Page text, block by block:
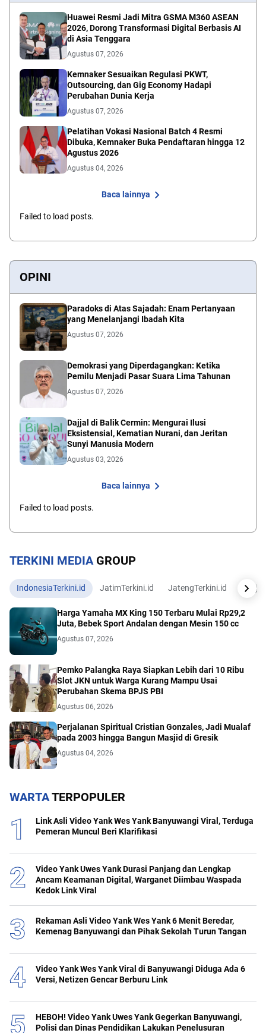
Huawei Resmi Jadi Mitra GSMA M360 ASEAN
2026, Dorong Transformasi Digital Berbasis AI
di Asia Tenggara
Agustus 07, 2026
Kemnaker Sesuaikan Regulasi PKWT,
Outsourcing, dan Gig Economy Hadapi
Perubahan Dunia Kerja
Agustus 07, 2026
Pelatihan Vokasi Nasional Batch 4 Resmi
Dibuka, Kemnaker Buka Pendaftaran hingga 12
Agustus 2026
Agustus 04, 2026
Baca lainnya
Failed to load posts.
OPINI
Paradoks di Atas Sajadah: Enam Pertanyaan
yang Menelanjangi Ibadah Kita
Agustus 07, 2026
Demokrasi yang Diperdagangkan: Ketika
Pemilu Menjadi Pasar Suara Lima Tahunan
Agustus 07, 2026
Dajjal di Balik Cermin: Mengurai Ilusi
Eksistensial, Kematian Nurani, dan Jeritan
Sunyi Manusia Modern
Agustus 03, 2026
Baca lainnya
Failed to load posts.
TERKINI MEDIAGROUP
IndonesiaTerkini.id JatimTerkini.id JatengTerkini.id
Harga Yamaha MX King 150 Terbaru Mulai Rp29,2
Juta, Bebek Sport Andalan dengan Mesin 150 cc
Agustus 07, 2026
Pemko Palangka Raya Siapkan Lebih dari 10 Ribu
Slot JKN untuk Warga Kurang Mampu Usai
Perubahan Skema BPJS PBI
Agustus 06, 2026
Perjalanan Spiritual Cristian Gonzales, Jadi Mualaf
pada 2003 hingga Bangun Masjid di Gresik
Agustus 04, 2026
WARTATERPOPULER
Link Asli Video Yank Wes Yank Banyuwangi Viral, Terduga
Pemeran Muncul Beri Klarifikasi
Video Yank Uwes Yank Durasi Panjang dan Lengkap
Ancam Keamanan Digital, Warganet Diimbau Waspada
Kedok Link Viral
Rekaman Asli Video Yank Wes Yank 6 Menit Beredar,
Kemenag Banyuwangi dan Pihak Sekolah Turun Tangan
Video Yank Wes Yank Viral di Banyuwangi Diduga Ada 6
Versi, Netizen Gencar Berburu Link
HEBOH! Video Yank Uwes Yank Gegerkan Banyuwangi,
Polisi dan Dinas Pendidikan Lakukan Penelusuran